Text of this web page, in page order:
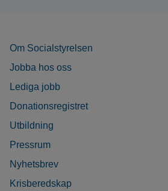
Om Socialstyrelsen
Jobba hos oss
Lediga jobb
Donationsregistret
Utbildning
Pressrum
Nyhetsbrev
Krisberedskap